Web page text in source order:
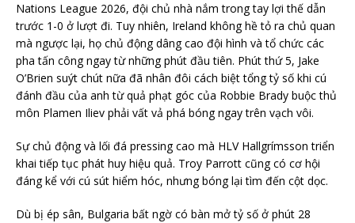
Nations League 2026, đội chủ nhà nắm trong tay lợi thế dẫn
trước 1-0 ở lượt đi. Tuy nhiên, Ireland không hề tỏ ra chủ quan
mà ngược lại, họ chủ động dâng cao đội hình và tổ chức các
pha tấn công ngay từ những phút đầu tiên. Phút thứ 5, Jake
O’Brien suýt chút nữa đã nhân đôi cách biệt tổng tỷ số khi cú
đánh đầu của anh từ quả phạt góc của Robbie Brady buộc thủ
môn Plamen Iliev phải vất vả phá bóng ngay trên vạch vôi.
Sự chủ động và lối đá pressing cao mà HLV Hallgrímsson triển
khai tiếp tục phát huy hiệu quả. Troy Parrott cũng có cơ hội
đáng kể với cú sút hiểm hóc, nhưng bóng lại tìm đến cột dọc.
Dù bị ép sân, Bulgaria bất ngờ có bàn mở tỷ số ở phút 28